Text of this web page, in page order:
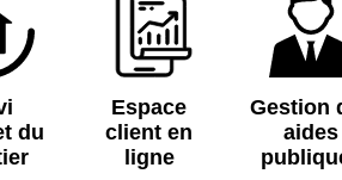
du
Espace
client en
ligne
Gestion
aides